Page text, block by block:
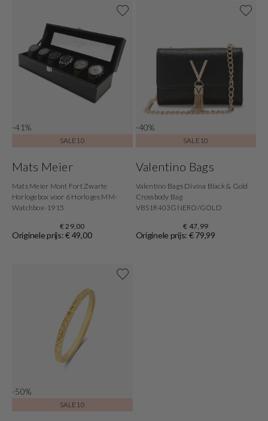
-41%
SALE10
Mats Meier
Mats Meier Mont Fort Zwarte
Horlogebox voor 6 Horloges MM-
Watchbox-1915
€ 29,00
Originele prijs: € 49,00
-40%
SALE10
Valentino Bags
Valentino Bags Divina Black & Gold
Crossbody Bag
VBS1R403GNERO/GOLD
€ 47,99
Originele prijs: € 79,99
-50%
SALE10